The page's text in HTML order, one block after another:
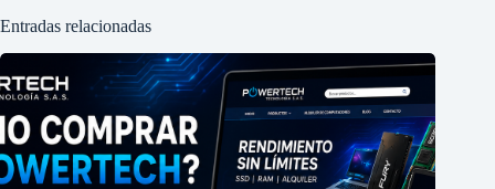
Entradas relacionadas